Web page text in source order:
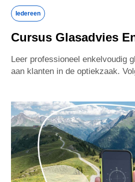
Slovakia
Sweden
Taiwan
Turkey
Iedereen
Cursus Glasadvies
Leer professioneel enkelvoudig
aan klanten in de optiekzaak.